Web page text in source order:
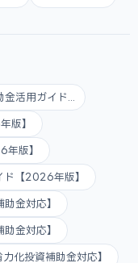
活用ガイド...
版】
年版】
【2026年版】
金対応】
金対応】
化投資補助金対応】